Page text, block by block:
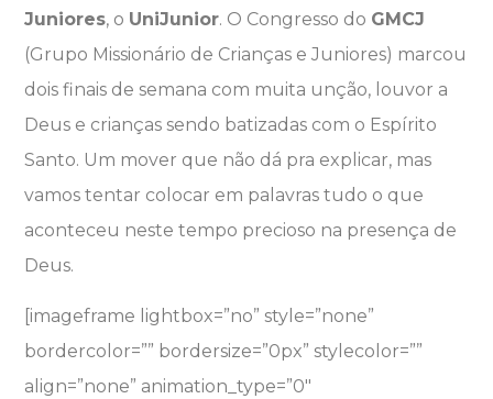
Juniores, o UniJunior. O Congresso do GMCJ
(Grupo Missionário de Crianças e Juniores) marcou
dois finais de semana com muita unção, louvor a
Deus e crianças sendo batizadas com o Espírito
Santo. Um mover que não dá pra explicar, mas
vamos tentar colocar em palavras tudo o que
aconteceu neste tempo precioso na presença de
Deus.
[imageframe lightbox=”no” style=”none”
bordercolor=”” bordersize=”0px” stylecolor=””
align=”none” animation_type=”0″